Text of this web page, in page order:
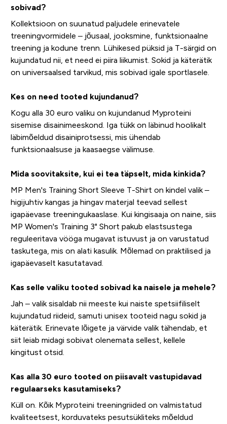
sobivad?
Kollektsioon on suunatud paljudele erinevatele
treeningvormidele – jõusaal, jooksmine, funktsionaalne
treening ja kodune trenn. Lühikesed püksid ja T-särgid on
kujundatud nii, et need ei piira liikumist. Sokid ja käterätik
on universaalsed tarvikud, mis sobivad igale sportlasele.
Kes on need tooted kujundanud?
Kogu alla 30 euro valiku on kujundanud Myproteini
sisemise disainimeeskond. Iga tükk on läbinud hoolikalt
läbimõeldud disainiprotsessi, mis ühendab
funktsionaalsuse ja kaasaegse välimuse.
Mida soovitaksite, kui ei tea täpselt, mida kinkida?
MP Men's Training Short Sleeve T-Shirt on kindel valik –
higijuhtiv kangas ja hingav materjal teevad sellest
igapäevase treeningukaaslase. Kui kingisaaja on naine, siis
MP Women's Training 3" Short pakub elastsustega
reguleeritava vööga mugavat istuvust ja on varustatud
taskutega, mis on alati kasulik. Mõlemad on praktilised ja
igapäevaselt kasutatavad.
Kas selle valiku tooted sobivad ka naisele ja mehele?
Jah – valik sisaldab nii meeste kui naiste spetsiifiliselt
kujundatud riideid, samuti unisex tooteid nagu sokid ja
käterätik. Erinevate lõigete ja värvide valik tähendab, et
siit leiab midagi sobivat olenemata sellest, kellele
kingitust otsid.
Kas alla 30 euro tooted on piisavalt vastupidavad
regulaarseks kasutamiseks?
Küll on. Kõik Myproteini treeningriided on valmistatud
kvaliteetsest, korduvateks pesutsükliteks mõeldud